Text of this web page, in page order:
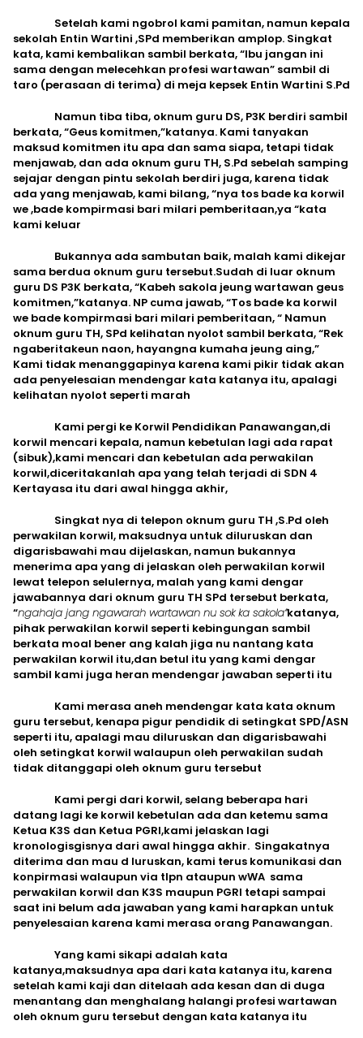
Setelah kami ngobrol kami pamitan, namun kepala
sekolah Entin Wartini ,SPd memberikan amplop. Singkat
kata, kami kembalikan sambil berkata, “Ibu jangan ini
sama dengan melecehkan profesi wartawan” sambil di
taro (perasaan di terima) di meja kepsek Entin Wartini S.Pd
Namun tiba tiba, oknum guru DS, P3K berdiri sambil
berkata, “Geus komitmen,”katanya. Kami tanyakan
maksud komitmen itu apa dan sama siapa, tetapi tidak
menjawab, dan ada oknum guru TH, S.Pd sebelah samping
sejajar dengan pintu sekolah berdiri juga, karena tidak
ada yang menjawab, kami bilang, “nya tos bade ka korwil
we ,bade kompirmasi bari milari pemberitaan,ya “kata
kami keluar
Bukannya ada sambutan baik, malah kami dikejar
sama berdua oknum guru tersebut.Sudah di luar oknum
guru DS P3K berkata, “Kabeh sakola jeung wartawan geus
komitmen,”katanya. NP cuma jawab, “Tos bade ka korwil
we bade kompirmasi bari milari pemberitaan, “ Namun
oknum guru TH, SPd kelihatan nyolot sambil berkata, “Rek
ngaberitakeun naon, hayangna kumaha jeung aing,”
Kami tidak menanggapinya karena kami pikir tidak akan
ada penyelesaian mendengar kata katanya itu, apalagi
kelihatan nyolot seperti marah
Kami pergi ke Korwil Pendidikan Panawangan,di
korwil mencari kepala, namun kebetulan lagi ada rapat
(sibuk),kami mencari dan kebetulan ada perwakilan
korwil,diceritakanlah apa yang telah terjadi di SDN 4
Kertayasa itu dari awal hingga akhir,
Singkat nya di telepon oknum guru TH ,S.Pd oleh
perwakilan korwil, maksudnya untuk diluruskan dan
digarisbawahi mau dijelaskan, namun bukannya
menerima apa yang di jelaskan oleh perwakilan korwil
lewat telepon selulernya, malah yang kami dengar
jawabannya dari oknum guru TH SPd tersebut berkata,
“ngahaja jang ngawarah wartawan nu sok ka sakola”katanya,
pihak perwakilan korwil seperti kebingungan sambil
berkata moal bener ang kalah jiga nu nantang kata
perwakilan korwil itu,dan betul itu yang kami dengar
sambil kami juga heran mendengar jawaban seperti itu
Kami merasa aneh mendengar kata kata oknum
guru tersebut, kenapa pigur pendidik di setingkat SPD/ASN
seperti itu, apalagi mau diluruskan dan digarisbawahi
oleh setingkat korwil walaupun oleh perwakilan sudah
tidak ditanggapi oleh oknum guru tersebut
Kami pergi dari korwil, selang beberapa hari
datang lagi ke korwil kebetulan ada dan ketemu sama
Ketua K3S dan Ketua PGRI,kami jelaskan lagi
kronologisgisnya dari awal hingga akhir. Singakatnya
diterima dan mau d luruskan, kami terus komunikasi dan
konpirmasi walaupun via tlpn ataupun wWA sama
perwakilan korwil dan K3S maupun PGRI tetapi sampai
saat ini belum ada jawaban yang kami harapkan untuk
penyelesaian karena kami merasa orang Panawangan.
Yang kami sikapi adalah kata
katanya,maksudnya apa dari kata katanya itu, karena
setelah kami kaji dan ditelaah ada kesan dan di duga
menantang dan menghalang halangi profesi wartawan
oleh oknum guru tersebut dengan kata katanya itu